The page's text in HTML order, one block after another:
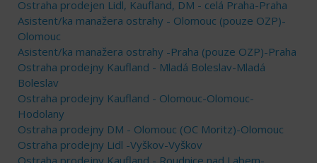
Ostraha prodejen Lidl, Kaufland, DM - celá Praha-Praha
Asistent/ka manažera ostrahy - Olomouc (pouze OZP)-
Olomouc
Asistent/ka manažera ostrahy -Praha (pouze OZP)-Praha
Ostraha prodejny Kaufland - Mladá Boleslav-Mladá
Boleslav
Ostraha prodejny Kaufland - Olomouc-Olomouc-
Hodolany
Ostraha prodejny DM - Olomouc (OC Moritz)-Olomouc
Ostraha prodejny Lidl -Vyškov-Vyškov
Ostraha prodejny Kaufland - Roudnice nad Labem-